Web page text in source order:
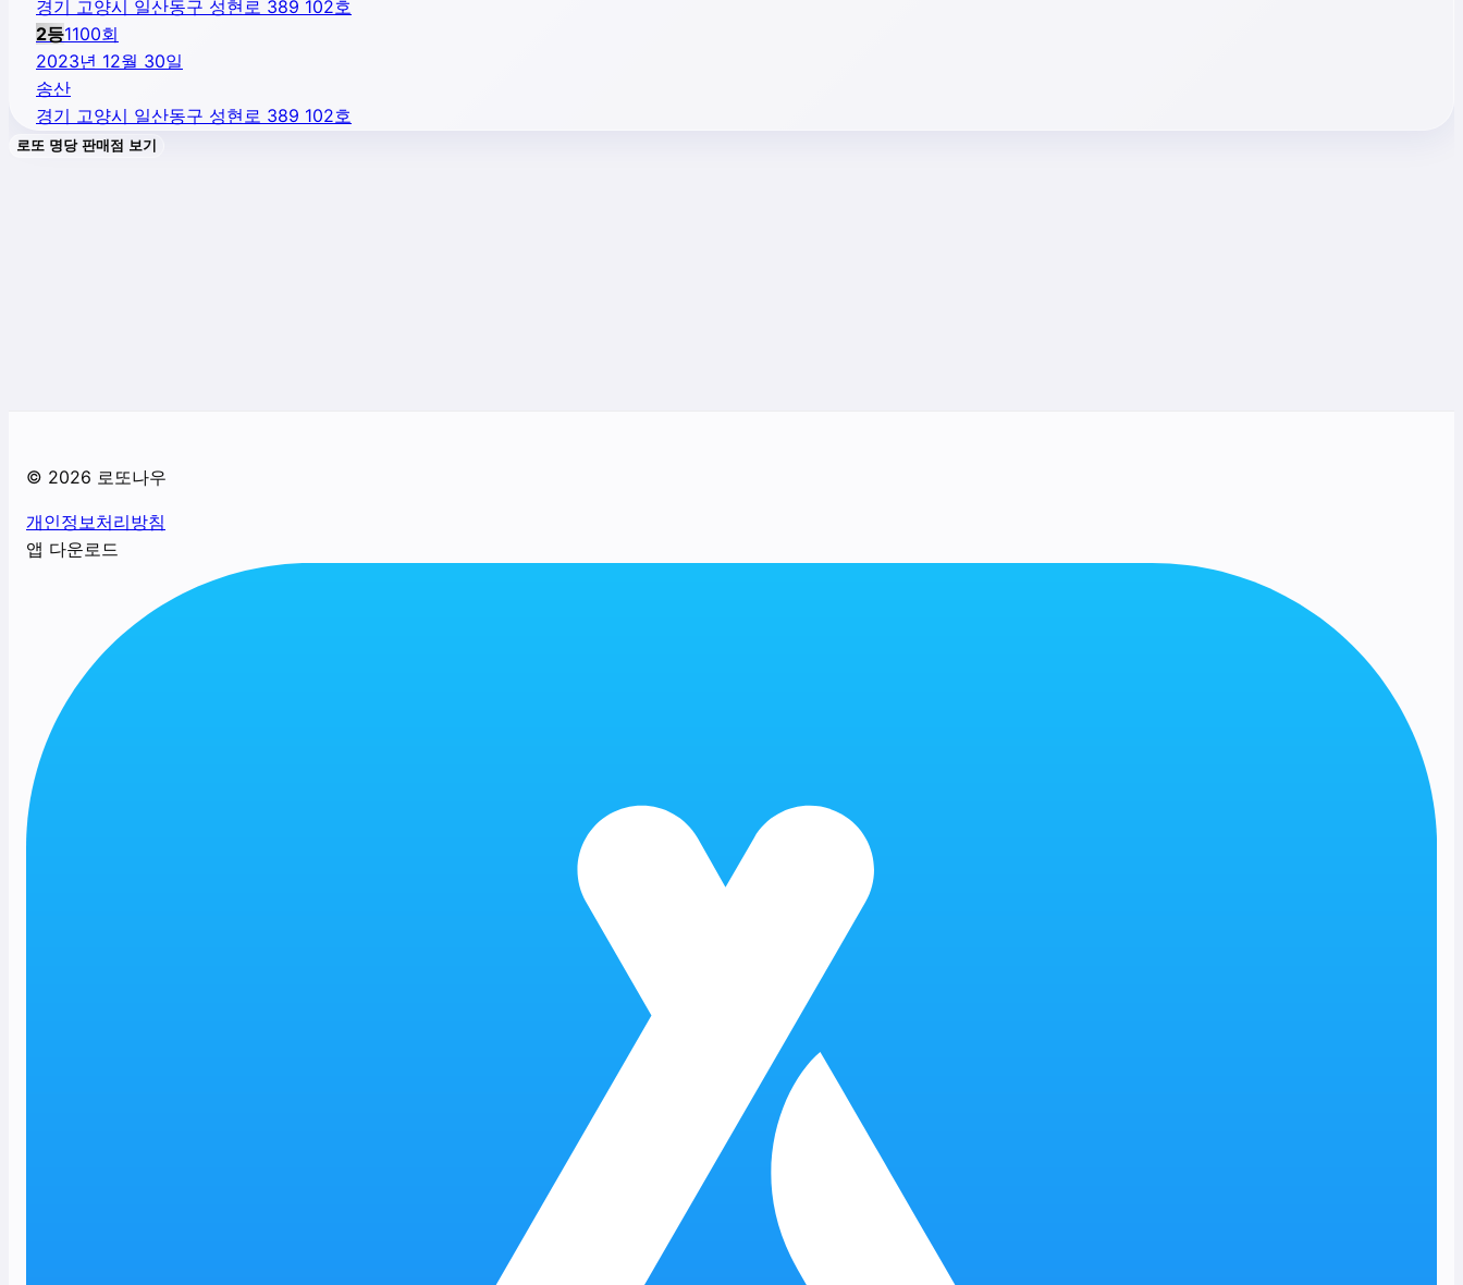
경기 고양시 일산동구 성현로 389 102호
2등1100회
2023년 12월 30일
송산
경기 고양시 일산동구 성현로 389 102호
로또 명당 판매점 보기
© 2026 로또나우
개인정보처리방침
앱 다운로드